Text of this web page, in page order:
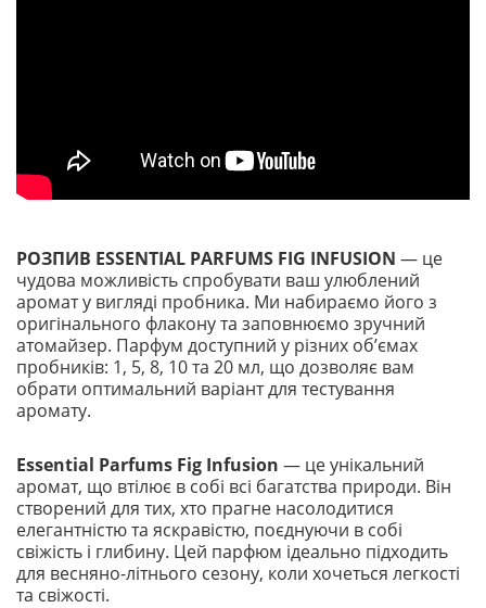
РОЗПИВ ESSENTIAL PARFUMS FIG INFUSION — це
чудова можливість спробувати ваш улюблений
аромат у вигляді пробника. Ми набираємо його з
оригінального флакону та заповнюємо зручний
атомайзер. Парфум доступний у різних обʼємах
пробників: 1, 5, 8, 10 та 20 мл, що дозволяє вам
обрати оптимальний варіант для тестування
аромату.
Essential Parfums Fig Infusion — це унікальний
аромат, що втілює в собі всі багатства природи. Він
створений для тих, хто прагне насолодитися
елегантністю та яскравістю, поєднуючи в собі
свіжість і глибину. Цей парфюм ідеально підходить
для весняно-літнього сезону, коли хочеться легкості
та свіжості.